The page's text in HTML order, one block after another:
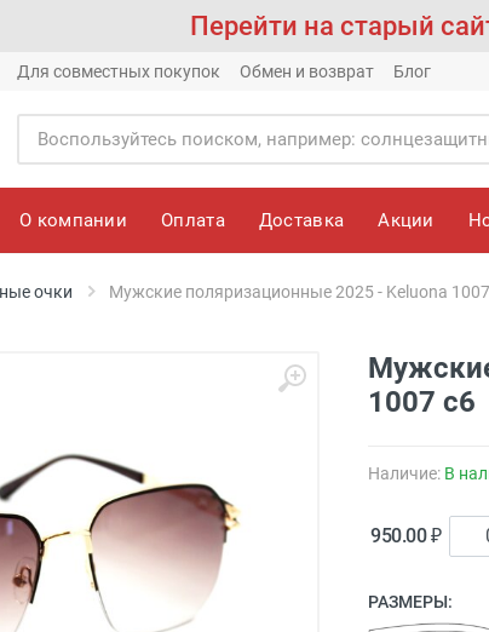
Перейти на старый
Для совместных покупок Обмен и возврат Блог
О компании Оплата Доставка Акции
очки Мужские поляризационные 2025 - Keluona
1007 с6
Наличие: В
950.00 ₽
РАЗМЕРЫ: